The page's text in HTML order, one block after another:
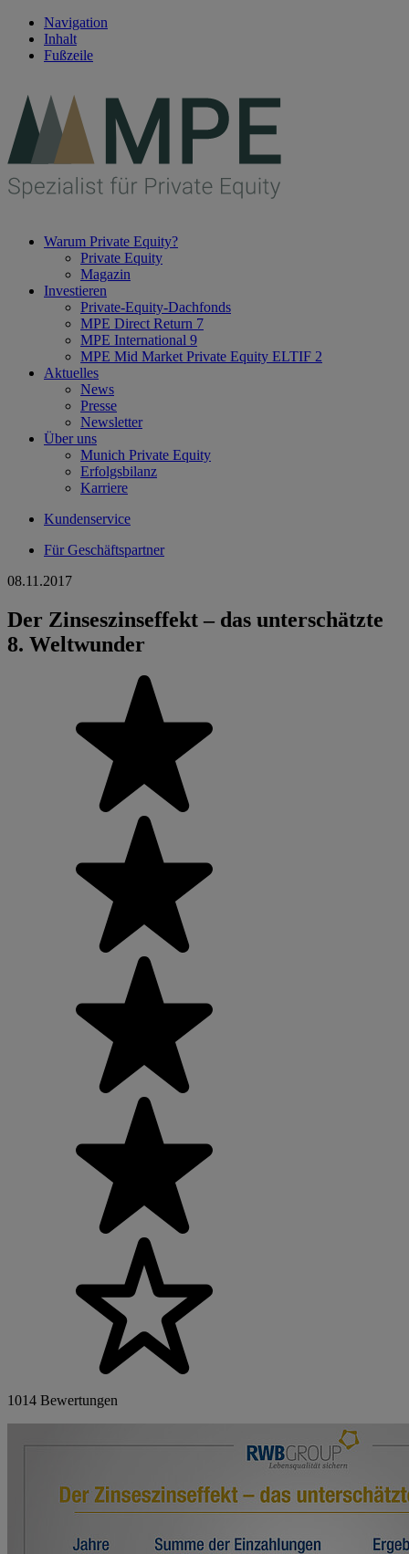
Navigation
Inhalt
Fußzeile
Warum Private Equity?
Private Equity
Magazin
Investieren
Private-Equity-Dachfonds
MPE Direct Return 7
MPE International 9
MPE Mid Market Private Equity ELTIF 2
Aktuelles
News
Presse
Newsletter
Über uns
Munich Private Equity
Erfolgsbilanz
Karriere
Kundenservice
Für Geschäftspartner
08.11.2017
Der Zinseszinseffekt – das unterschätzte
8. Weltwunder
1014 Bewertungen